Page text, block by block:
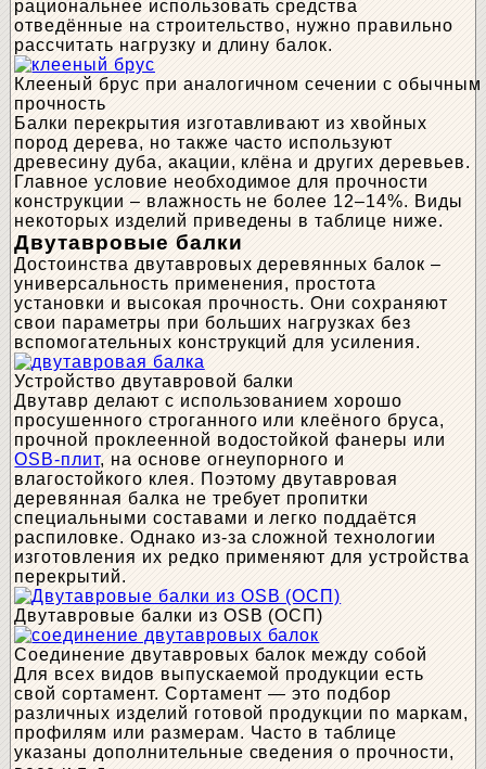
рациональнее использовать средства
отведённые на строительство, нужно правильно
рассчитать нагрузку и длину балок.
Клееный брус при аналогичном сечении с
прочность
Балки перекрытия изготавливают из хвойных
пород дерева, но также часто используют
древесину дуба, акации, клёна и других деревьев.
Главное условие необходимое для прочности
конструкции – влажность не более 12–14%. Виды
некоторых изделий приведены в таблице ниже.
Двутавровые балки
Достоинства двутавровых деревянных балок –
универсальность применения, простота
установки и высокая прочность. Они сохраняют
свои параметры при больших нагрузках без
вспомогательных конструкций для усиления.
Устройство двутавровой балки
Двутавр делают с использованием хорошо
просушенного строганного или клеёного бруса,
прочной проклеенной водостойкой фанеры или
OSB-плит, на основе огнеупорного и
влагостойкого клея. Поэтому двутавровая
деревянная балка не требует пропитки
специальными составами и легко поддаётся
распиловке. Однако из-за сложной технологии
изготовления их редко применяют для устройства
перекрытий.
Двутавровые балки из OSB (ОСП)
Соединение двутавровых балок между собой
Для всех видов выпускаемой продукции есть
свой сортамент. Сортамент — это подбор
различных изделий готовой продукции по маркам,
профилям или размерам. Часто в таблице
указаны дополнительные сведения о прочности,